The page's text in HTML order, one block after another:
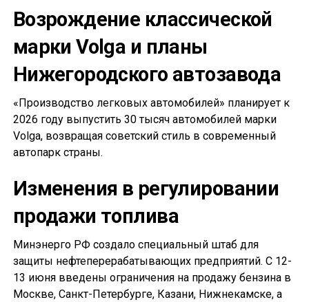
Возрождение классической
марки Volga и планы
Нижегородского автозавода
«Производство легковых автомобилей» планирует к
2026 году выпустить 30 тысяч автомобилей марки
Volga, возвращая советский стиль в современный
автопарк страны.
Изменения в регулировании
продажи топлива
Минэнерго РФ создало специальный штаб для
защиты нефтеперерабатывающих предприятий. С 12-
13 июня введены ограничения на продажу бензина в
Москве, Санкт-Петербурге, Казани, Нижнекамске, а